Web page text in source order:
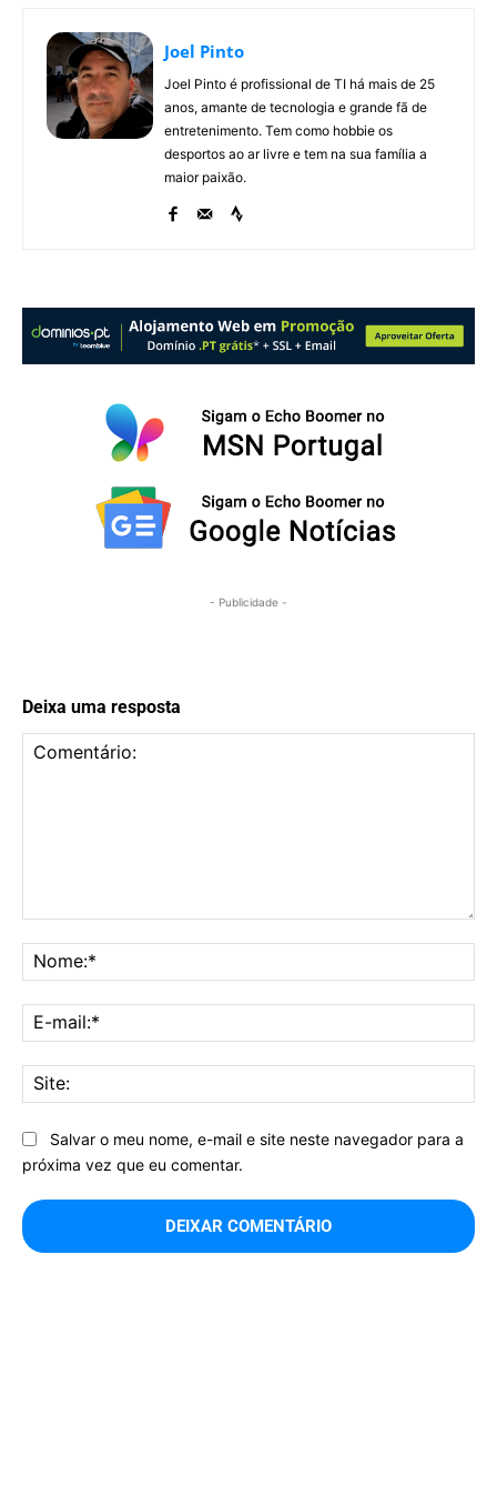
Joel Pinto
Joel Pinto é profissional de TI há mais de 25
anos, amante de tecnologia e grande fã de
entretenimento. Tem como hobbie os
desportos ao ar livre e tem na sua família a
maior paixão.
- Publicidade -
Deixa uma resposta
Salvar o meu nome, e-mail e site neste navegador para a
próxima vez que eu comentar.